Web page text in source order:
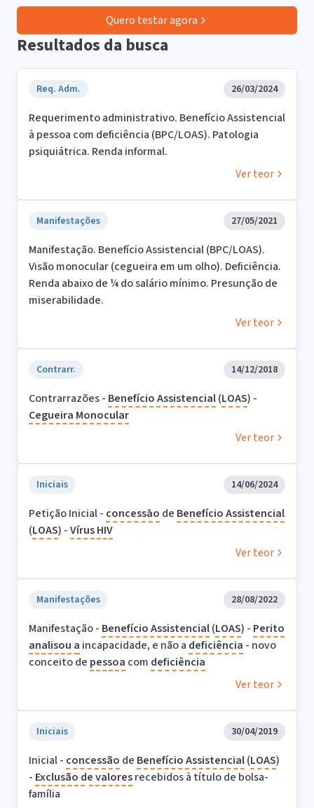
Quero testar agora
Resultados da busca
Req. Adm. 26/03/2024
Requerimento administrativo. Benefício Assistencial
à pessoa com deficiência (BPC/LOAS). Patologia
psiquiátrica. Renda informal.
Ver teor
Manifestações 27/05/2021
Manifestação. Benefício Assistencial (BPC/LOAS).
Visão monocular (cegueira em um olho). Deficiência.
Renda abaixo de ¼ do salário mínimo. Presunção de
miserabilidade.
Ver teor
Contrarr. 14/12/2018
Contrarrazões - Benefício Assistencial(LOAS) -
Cegueira Monocular
Ver teor
Iniciais 14/06/2024
Petição Inicial - concessāo de Benefício Assistencial
(LOAS) -VírusHIV
Ver teor
Manifestações 28/08/2022
Manifestação - Benefício Assistencial(LOAS) - Perito
analisou a incapacidade, e não a deficiência - novo
conceito de pessoa com deficiência
Ver teor
Iniciais 30/04/2019
Inicial - concessão de Benefício Assistencial(LOAS)
- Exclusão devaloresrecebidos à título de bolsa-
família